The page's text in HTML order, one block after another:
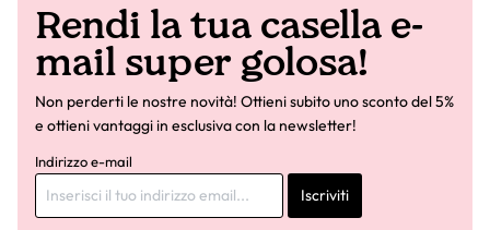
Rendi la tua casella e-
mail super golosa!
Non perderti le nostre novità! Ottieni subito uno sconto del 5%
e ottieni vantaggi in esclusiva con la newsletter!
Indirizzo e-mail
Iscriviti